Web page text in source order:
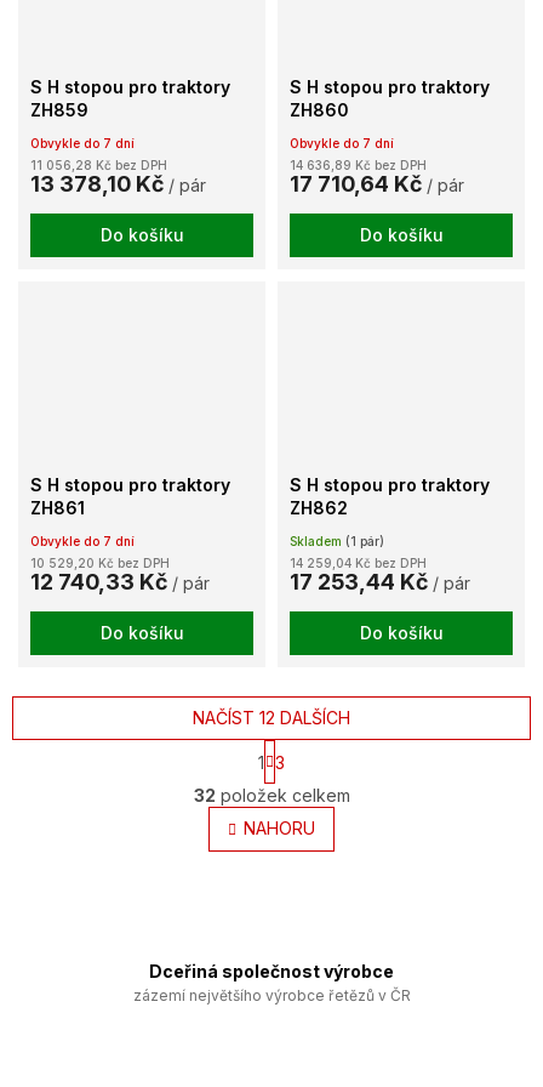
S H stopou pro traktory
ZH859
Obvykle do 7 dní
11 056,28 Kč bez DPH
13 378,10 Kč / pár
Do košíku
S H stopou pro traktory
ZH860
Obvykle do 7 dní
14 636,89 Kč bez DPH
17 710,64 Kč / pár
Do košíku
S H stopou pro traktory
ZH861
Obvykle do 7 dní
10 529,20 Kč bez DPH
12 740,33 Kč / pár
Do košíku
S H stopou pro traktory
ZH862
Skladem (1 pár)
14 259,04 Kč bez DPH
17 253,44 Kč / pár
Do košíku
O
v
l
á
p
r
NAČÍST 12 DALŠÍCH
S
t
r
á
n
k
1 3
32 položek celkem
NAHORU
Dceřiná společnost výrobce
zázemí největšího výrobce řetězů v ČR